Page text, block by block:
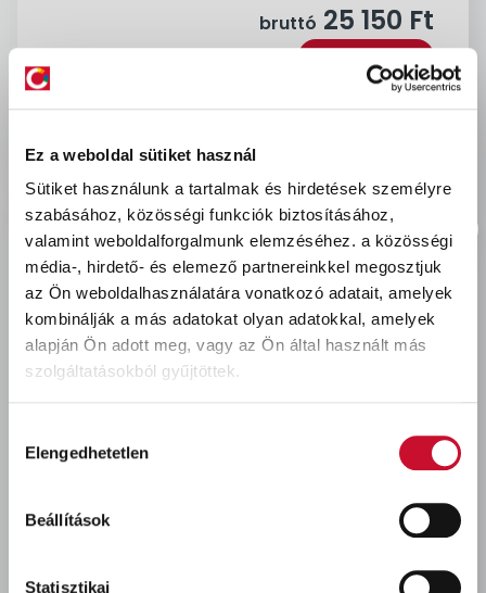
Ez a weboldal sütiket használ
Sütiket használunk a tartalmak és hirdetések személyre
szabásához, közösségi funkciók biztosításához,
valamint weboldalforgalmunk elemzéséhez. a közösségi
média-, hirdető- és elemező partnereinkkel megosztjuk
az Ön weboldalhasználatára vonatkozó adatait, amelyek
kombinálják a más adatokat olyan adatokkal, amelyek
alapján Ön adott meg, vagy az Ön által használt más
szolgáltatásokból gyűjtöttek.
kiválasztása
Elengedhetetlen
Beállítások
Statisztikai
bruttó 25 150 Ft
Kosárba
Személyes átvétel:
Utoljára megtekintett termékek